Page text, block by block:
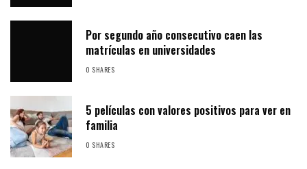
Por segundo año consecutivo caen las
matrículas en universidades
0 SHARES
5 películas con valores positivos para ver en
familia
0 SHARES